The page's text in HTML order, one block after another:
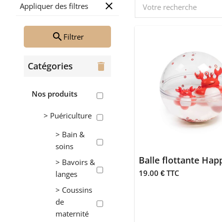
Appliquer des filtres close
search Filtrer
Catégories delete
Nos produits
> Puériculture
> Bain &
soins
> Bavoirs &
langes
> Coussins
de
maternité
19.00 € TTC